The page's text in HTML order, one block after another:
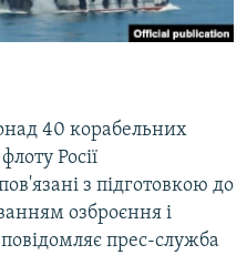
40 корабельних
Росії
з підготовкою до
озброєння і
прес-служба